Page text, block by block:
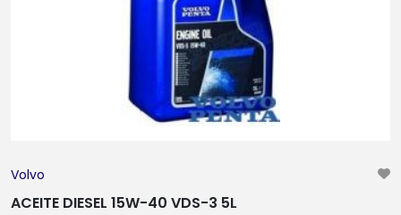
Volvo
ACEITE DIESEL 15W-40 VDS-3 5L